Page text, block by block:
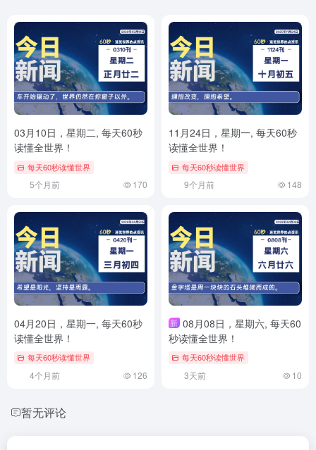
03月10日，星期二, 每天60秒
读懂全世界！
每天60秒读懂世界
5个月前 170
11月24日，星期一, 每天60秒
读懂全世界！
每天60秒读懂世界
9个月前 148
04月20日，星期一, 每天60秒
读懂全世界！
每天60秒读懂世界
4个月前 126
新 08月08日，星期六, 每天60
秒读懂全世界！
每天60秒读懂世界
3天前 10
暂无评论